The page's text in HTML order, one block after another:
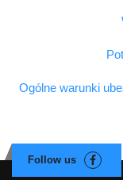
Ogólne warunki